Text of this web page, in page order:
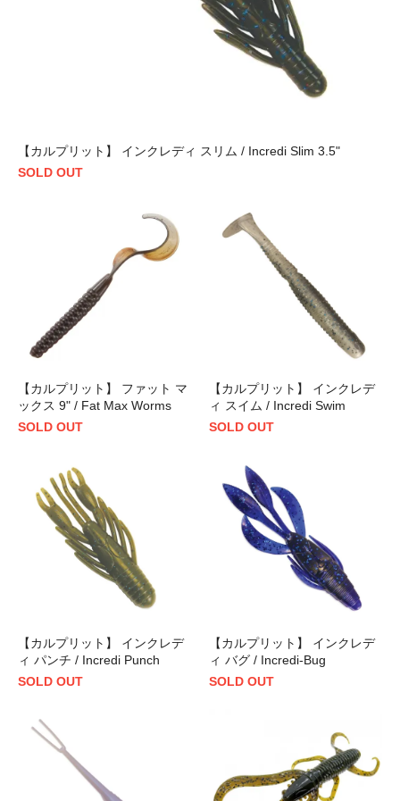
【カルプリット】 インクレディ スリム / Incredi Slim 3.5"
SOLD OUT
【カルプリット】 ファット マ
ックス 9" / Fat Max Worms
SOLD OUT
【カルプリット】 インクレデ
ィ スイム / Incredi Swim
SOLD OUT
【カルプリット】 インクレデ
ィ パンチ / Incredi Punch
SOLD OUT
【カルプリット】 インクレデ
ィ バグ / Incredi-Bug
SOLD OUT